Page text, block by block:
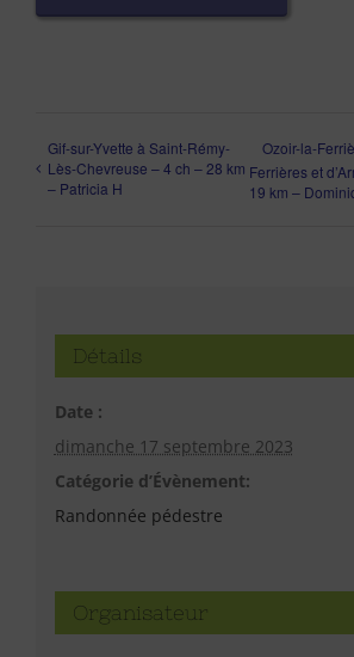
Gif-sur-Yvette à Saint-Rémy-
Lès-Chevreuse – 4 ch – 28 km
– Patricia H
Ozoir-la-
Ferrières et
19 km –
Détails
Date :
dimanche 17 septembre 2023
Catégorie d’Évènement:
Randonnée pédestre
Organisateur